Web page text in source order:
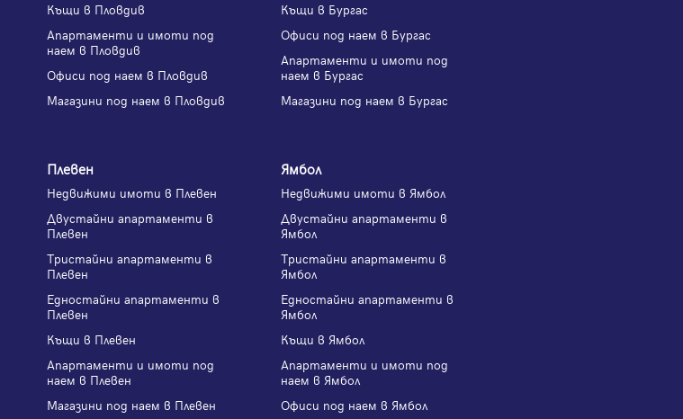
Къщи в Пловдив
Апартаменти и имоти под
наем в Пловдив
Офиси под наем в Пловдив
Магазини под наем в Пловдив
Къщи в Бургас
Офиси под наем в Бургас
Апартаменти и имоти под
наем в Бургас
Магазини под наем в Бургас
Плевен
Недвижими имоти в Плевен
Двустайни апартаменти в
Плевен
Тристайни апартаменти в
Плевен
Едностайни апартаменти в
Плевен
Къщи в Плевен
Апартаменти и имоти под
наем в Плевен
Магазини под наем в Плевен
Ямбол
Недвижими имоти в Ямбол
Двустайни апартаменти в
Ямбол
Тристайни апартаменти в
Ямбол
Едностайни апартаменти в
Ямбол
Къщи в Ямбол
Апартаменти и имоти под
наем в Ямбол
Офиси под наем в Ямбол